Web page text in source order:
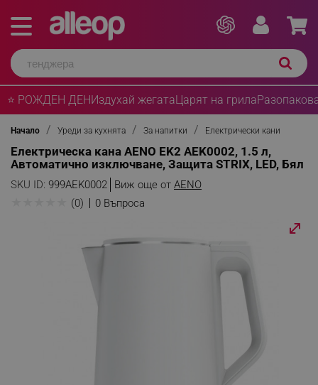
⭐ РОЖДЕН ДЕНИздухай жегатаЦарят на грила
Начало Уреди за кухнята За напитки Електрически кани
Електрическа кана AENO EK2 AEK0002, 1.5 л,
Автоматично изключване, Защита STRIX, LED, Бял
SKU ID: 999AEK0002 Виж още от AENO
(0) 0 Въпроса